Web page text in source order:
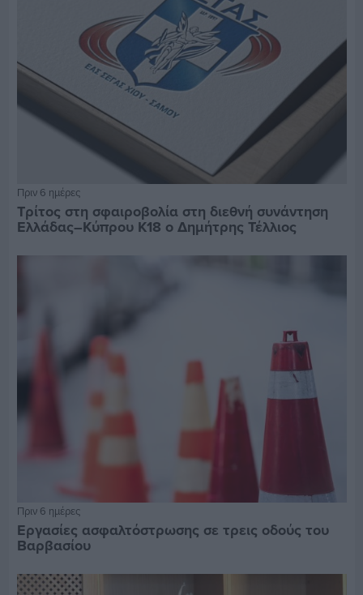
Πριν 6 ημέρες
Τρίτος στη σφαιροβολία στη διεθνή συνάντηση
Ελλάδας–Κύπρου Κ18 ο Δημήτρης Τέλλιος
Πριν 6 ημέρες
Εργασίες ασφαλτόστρωσης σε τρεις οδούς του
Βαρβασίου